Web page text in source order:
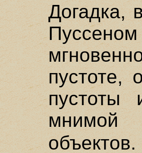
Догадка,
Пуссеном
пустоте,
пустоты
мнимой
объектов.